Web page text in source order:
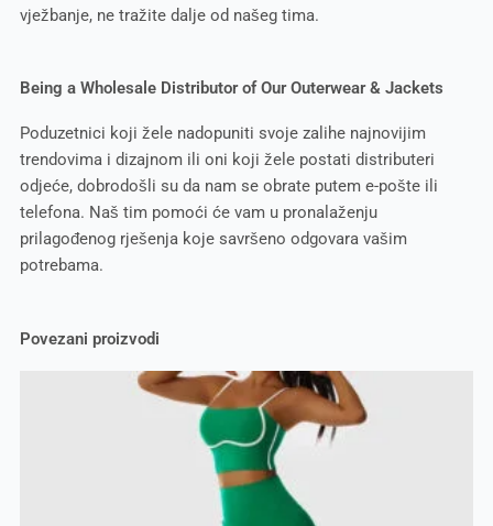
vježbanje, ne tražite dalje od našeg tima.
Being a Wholesale Distributor of Our Outerwear & Jackets
Poduzetnici koji žele nadopuniti svoje zalihe najnovijim
trendovima i dizajnom ili oni koji žele postati distributeri
odjeće, dobrodošli su da nam se obrate putem e-pošte ili
telefona. Naš tim pomoći će vam u pronalaženju
prilagođenog rješenja koje savršeno odgovara vašim
potrebama.
Povezani proizvodi